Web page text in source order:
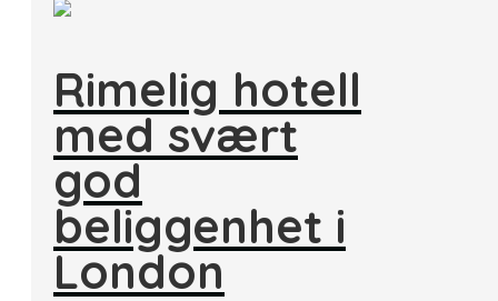
Rimelig hotell
med svært
god
beliggenhet i
London